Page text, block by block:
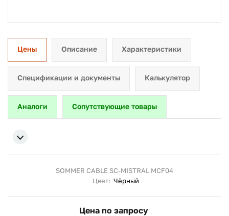
Цены Описание Характеристики
Спецификации и документы Калькулятор
Аналоги Сопутствующие товары
SOMMER CABLE SC-MISTRAL MCF04
Цвет: Чёрный
Цена по запросу